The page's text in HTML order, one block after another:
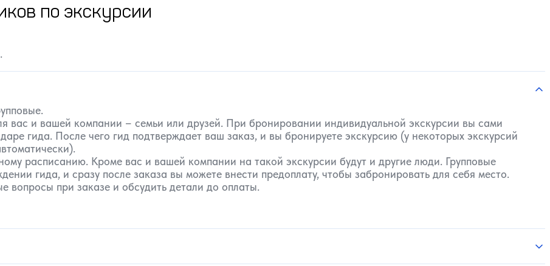
по экскурсии
вас и вашей компании – семьи или друзей. При бронировании индивидуальной экскурсии вы сами
гида. После чего гид подтверждает ваш заказ, и вы бронируете экскурсию (у некоторых экскурсий
расписанию. Кроме вас и вашей компании на такой экскурсии будут и другие люди. Групповые
гида, и сразу после заказа вы можете внести предоплату, чтобы забронировать для себя место.
при заказе и обсудить детали до оплаты.